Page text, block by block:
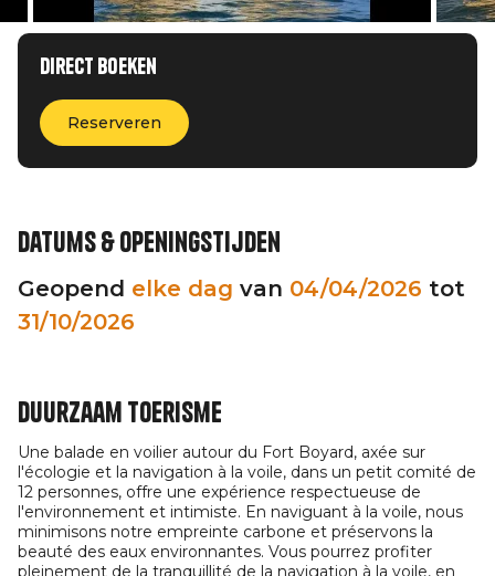
Direct boeken
Reserveren
Datums & openingstijden
Geopend elke dag van 04/04/2026 tot
31/10/2026
Duurzaam toerisme
Une balade en voilier autour du Fort Boyard, axée sur
l'écologie et la navigation à la voile, dans un petit comité de
12 personnes, offre une expérience respectueuse de
l'environnement et intimiste. En naviguant à la voile, nous
minimisons notre empreinte carbone et préservons la
beauté des eaux environnantes. Vous pourrez profiter
pleinement de la tranquillité de la navigation à la voile, en